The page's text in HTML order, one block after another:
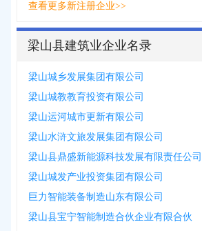
查看更多新注册企业>>
梁山县建筑业企业名录
梁山城乡发展集团有限公司
梁山城教教育投资有限公司
梁山运河城市更新有限公司
梁山水浒文旅发展集团有限公司
梁山县鼎盛新能源科技发展有限责任公司
梁山城发产业投资集团有限公司
巨力智能装备制造山东有限公司
梁山县宝宁智能制造合伙企业有限合伙